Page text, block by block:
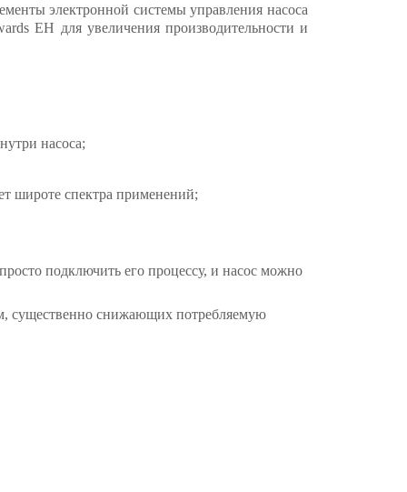
электронной системы управления насоса
EH для увеличения производительности и
насоса;
широте спектра применений;
подключить его процессу, и насос можно
существенно снижающих потребляемую